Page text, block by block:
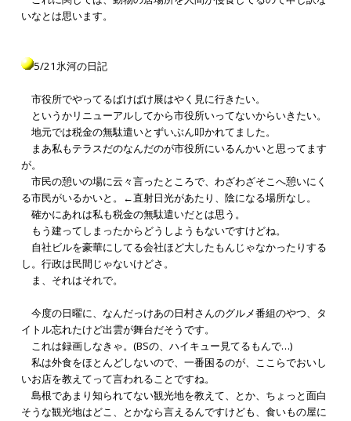
いなとは思います。
5/21氷河の日記
市役所でやってるばけばけ展はやく見に行きたい。
というかリニューアルしてから市役所いってないからいきたい。
地元では税金の無駄遣いとずいぶん叩かれてました。
まあ私もテラスだのなんだのが市役所にいるんかいと思ってます
が。
市民の憩いの場に云々言ったところで、わざわざそこへ憩いにく
る市民がいるかいと。←直射日光があたり、陰になる場所なし。
確かにあれは私も税金の無駄遣いだとは思う。
もう建ってしまったからどうしようもないですけどね。
自社ビルを豪華にしてる会社ほど大したもんじゃなかったりする
し。行政は民間じゃないけどさ。
ま、それはそれで。
今度の日曜に、なんだっけあの日村さんのグルメ番組のやつ、タ
イトル忘れたけど出雲が舞台だそうです。
これは録画しなきゃ。(BSの、ハイキュー見てるもんで…)
私は外食をほとんどしないので、一番困るのが、ここらでおいし
いお店を教えてって言われることですね。
島根であまり知られてない観光地を教えて、とか、ちょっと面白
そうな観光地はどこ、とかなら言えるんですけども、食いもの屋に